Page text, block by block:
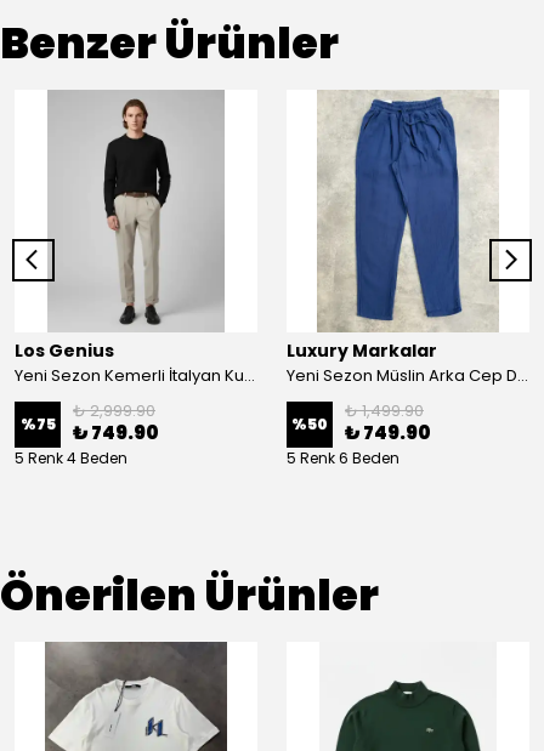
Benzer Ürünler
Los Genius
Yeni Sezon Kemerli İtalyan Kumaş Kalın Kışlık Casual Pantalon
%75
₺ 2,999.90
₺ 749.90
5 Renk 4 Beden
Luxury Markalar
Yeni Sezon Müslin Arka Cep Detaylı Pantalon
%50
₺ 1,499.90
₺ 749.90
5 Renk 6 Beden
Önerilen Ürünler